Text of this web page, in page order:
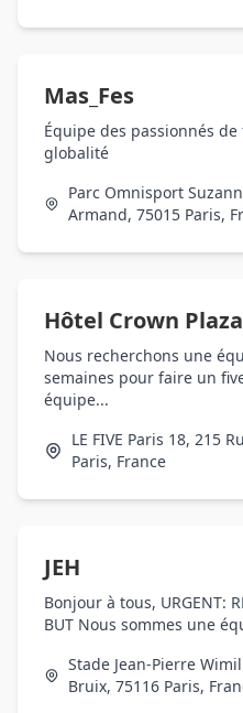
Mas_Fes
Équipe des passionnés
globalité
Parc Omnisport
Armand, 75015 Paris,
Hôtel Crown Plaza
Nous recherchons une
semaines pour faire un
équipe...
LE FIVE Paris 18, 215
Paris, France
JEH
Bonjour à tous, URGENT:
BUT Nous sommes une
Stade Jean-Pierre
Bruix, 75116 Paris,